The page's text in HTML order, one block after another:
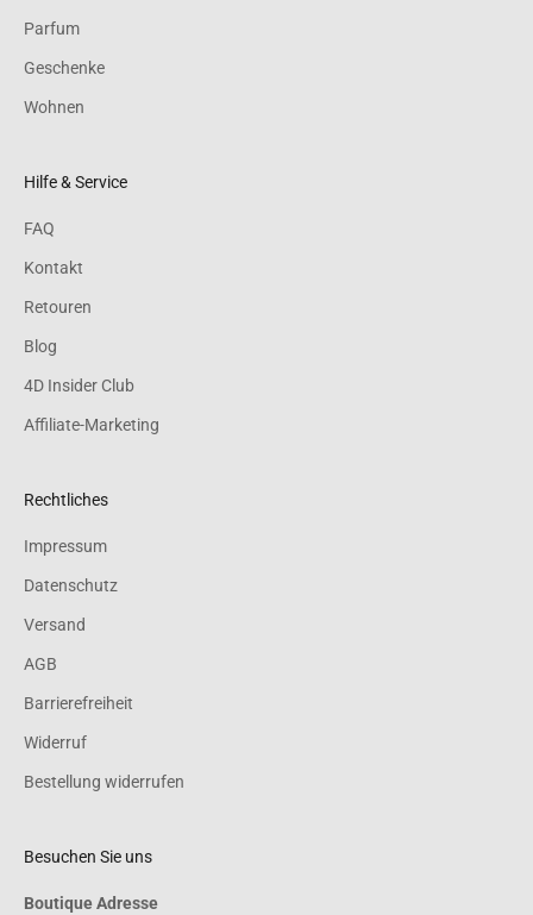
Parfum
Geschenke
Wohnen
Hilfe & Service
FAQ
Kontakt
Retouren
Blog
4D Insider Club
Affiliate-Marketing
Rechtliches
Impressum
Datenschutz
Versand
AGB
Barrierefreiheit
Widerruf
Bestellung widerrufen
Besuchen Sie uns
Boutique Adresse